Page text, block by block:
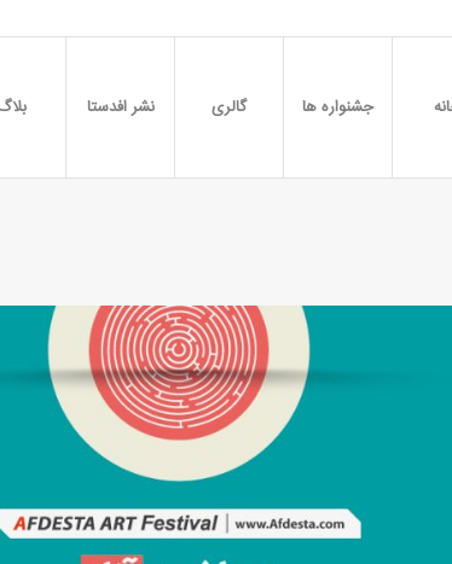
جشنواره ها گالری نشر افدستا